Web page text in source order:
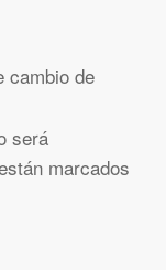
cambio de
será
marcados